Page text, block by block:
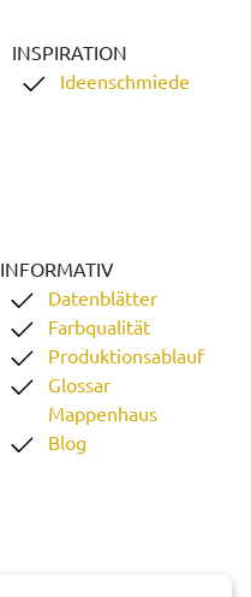
INSPIRATION
Ideenschmiede
INFORMATIV
Datenblätter
Farbqualität
Produktionsablauf
Glossar
Mappenhaus
Blog